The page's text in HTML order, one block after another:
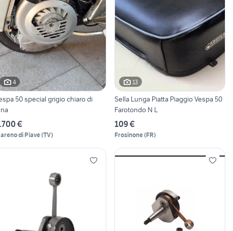
4
50 special grigio chiaro di
€
di Piave(TV)
13
Sella Lunga Piatta Piaggio Vespa 50
Farotondo N L
109 €
Frosinone(FR)